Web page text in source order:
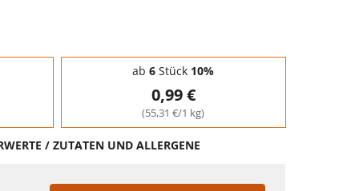
ab 6 Stück 10%
0,99 €
(55,31 €/1 kg)
/ ZUTATEN UND ALLERGENE